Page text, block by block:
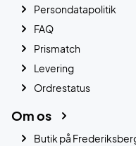
Persondatapolitik
FAQ
Prismatch
Levering
Ordrestatus
Om os
Butik på